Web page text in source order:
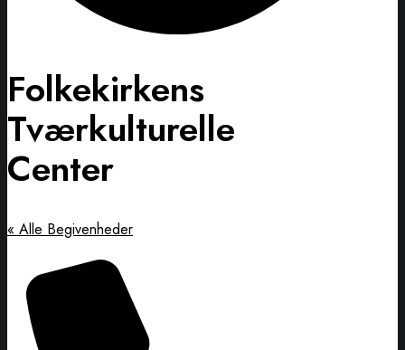
Folkekirkens
Tværkulturelle
Center
« Alle Begivenheder